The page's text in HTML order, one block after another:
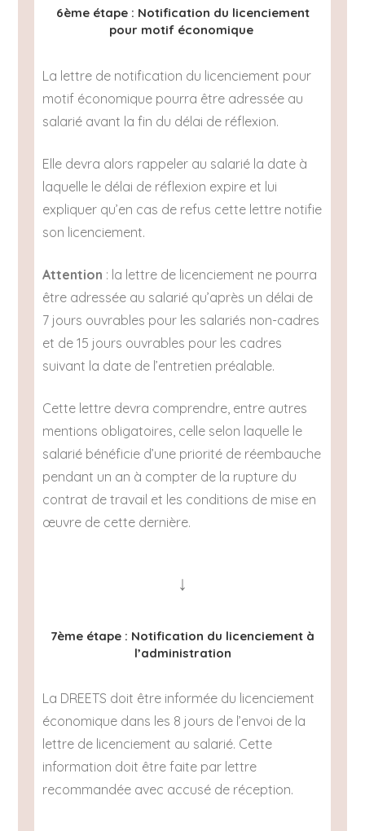
6ème étape : Notification du licenciement
pour motif économique
La lettre de notification du licenciement pour
motif économique pourra être adressée au
salarié avant la fin du délai de réflexion.
Elle devra alors rappeler au salarié la date à
laquelle le délai de réflexion expire et lui
expliquer qu’en cas de refus cette lettre notifie
son licenciement.
Attention : la lettre de licenciement ne pourra
être adressée au salarié qu’après un délai de
7 jours ouvrables pour les salariés non-cadres
et de 15 jours ouvrables pour les cadres
suivant la date de l’entretien préalable.
Cette lettre devra comprendre, entre autres
mentions obligatoires, celle selon laquelle le
salarié bénéficie d’une priorité de réembauche
pendant un an à compter de la rupture du
contrat de travail et les conditions de mise en
œuvre de cette dernière.
↓
7ème étape : Notification du licenciement à
l’administration
La DREETS doit être informée du licenciement
économique dans les 8 jours de l’envoi de la
lettre de licenciement au salarié. Cette
information doit être faite par lettre
recommandée avec accusé de réception.